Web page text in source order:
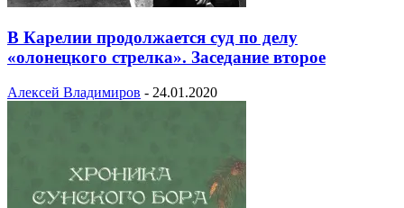
В Карелии продолжается суд по делу
«олонецкого стрелка». Заседание второе
Алексей Владимиров - 24.01.2020